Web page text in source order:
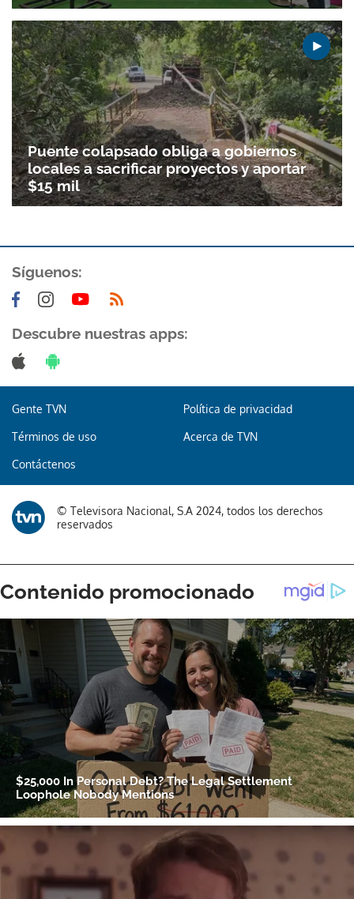
Gracias por suscribirte a nuestro boletín.
Puente colapsado obliga a gobiernos
locales a sacrificar proyectos y aportar
$15 mil
Síguenos:
Descubre nuestras apps:
Gente TVN Política de privacidad
Términos de uso Acerca de TVN
Contáctenos
© Televisora Nacional, S.A 2024, todos los derechos
reservados